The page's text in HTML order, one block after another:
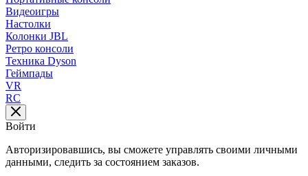
Видеоигры
Настолки
Колонки JBL
Ретро консоли
Техника Dyson
Геймпады
VR
RC
Войти
Авторизировавшись, вы сможете управлять своими личными
данными, следить за состоянием заказов.